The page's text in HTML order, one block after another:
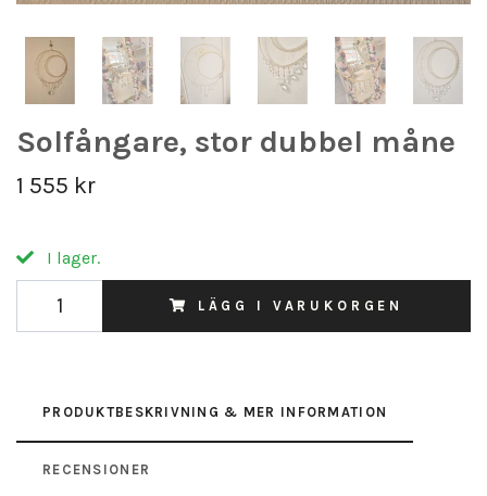
Solfångare, stor dubbel måne
1 555 kr
I lager.
LÄGG I VARUKORGEN
PRODUKTBESKRIVNING & MER INFORMATION
RECENSIONER